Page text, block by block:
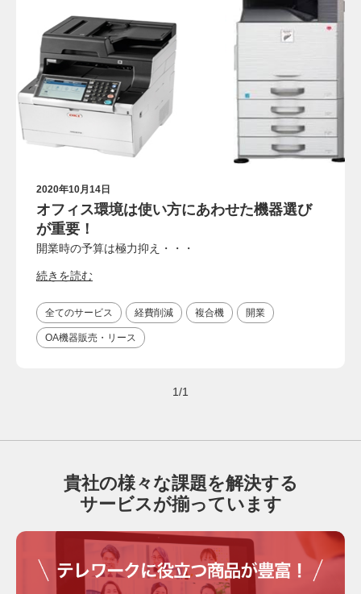
2020年10月14日
オフィス環境は使い方にあわせた機器選び
が重要！
開業時の予算は極力抑え・・・
続きを読む
全てのサービス 経費削減 複合機 開業
OA機器販売・リース
1/1
貴社の様々な課題を解決する
サービスが揃っています